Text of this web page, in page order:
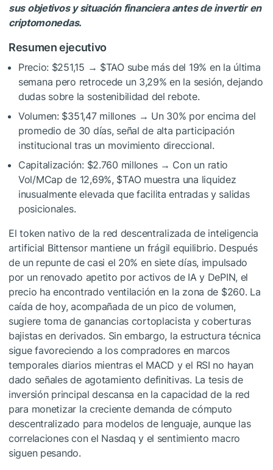
sus objetivos y situación financiera antes de invertir en
criptomonedas.
Resumen ejecutivo
Precio: $251,15 → $TAOsube más del 19% en la última
semana pero retrocede un 3,29% en la sesión, dejando
dudas sobre la sostenibilidad del rebote.
Volumen: $351,47 millones → Un 30% por encima del
promedio de 30 días, señal de alta participación
institucional tras un movimiento direccional.
Capitalización: $2.760 millones → Con un ratio
Vol/MCap de 12,69%, $TAOmuestra una liquidez
inusualmente elevada que facilita entradas y salidas
posicionales.
El token nativo de la red descentralizada de inteligencia
artificial Bittensor mantiene un frágil equilibrio. Después
de un repunte de casi el 20% en siete días, impulsado
por un renovado apetito por activos de IA y DePIN, el
precio ha encontrado ventilación en la zona de $260. La
caída de hoy, acompañada de un pico de volumen,
sugiere toma de ganancias cortoplacista y coberturas
bajistas en derivados. Sin embargo, la estructura técnica
sigue favoreciendo a los compradores en marcos
temporales diarios mientras el MACD y el RSI no hayan
dado señales de agotamiento definitivas. La tesis de
inversión principal descansa en la capacidad de la red
para monetizar la creciente demanda de cómputo
descentralizado para modelos de lenguaje, aunque las
correlaciones con el Nasdaq y el sentimiento macro
siguen pesando.